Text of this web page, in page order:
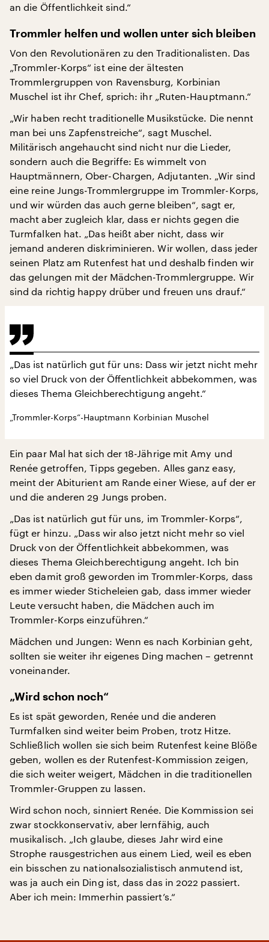
an die Öffentlichkeit sind.“
Trommler helfen und wollen unter sich bleiben
Von den Revolutionären zu den Traditionalisten. Das
„Trommler-Korps“ ist eine der ältesten
Trommlergruppen von Ravensburg, Korbinian
Muschel ist ihr Chef, sprich: ihr „Ruten-Hauptmann.“
„Wir haben recht traditionelle Musikstücke. Die nennt
man bei uns Zapfenstreiche“, sagt Muschel.
Militärisch angehaucht sind nicht nur die Lieder,
sondern auch die Begriffe: Es wimmelt von
Hauptmännern, Ober-Chargen, Adjutanten. „Wir sind
eine reine Jungs-Trommlergruppe im Trommler-Korps,
und wir würden das auch gerne bleiben“, sagt er,
macht aber zugleich klar, dass er nichts gegen die
Turmfalken hat. „Das heißt aber nicht, dass wir
jemand anderen diskriminieren. Wir wollen, dass jeder
seinen Platz am Rutenfest hat und deshalb finden wir
das gelungen mit der Mädchen-Trommlergruppe. Wir
sind da richtig happy drüber und freuen uns drauf.“
„Das ist natürlich gut für uns: Dass wir jetzt nicht mehr
so viel Druck von der Öffentlichkeit abbekommen, was
dieses Thema Gleichberechtigung angeht.“
„Trommler-Korps“-Hauptmann Korbinian Muschel
Ein paar Mal hat sich der 18-Jährige mit Amy und
Renée getroffen, Tipps gegeben. Alles ganz easy,
meint der Abiturient am Rande einer Wiese, auf der er
und die anderen 29 Jungs proben.
„Das ist natürlich gut für uns, im Trommler-Korps“,
fügt er hinzu. „Dass wir also jetzt nicht mehr so viel
Druck von der Öffentlichkeit abbekommen, was
dieses Thema Gleichberechtigung angeht. Ich bin
eben damit groß geworden im Trommler-Korps, dass
es immer wieder Sticheleien gab, dass immer wieder
Leute versucht haben, die Mädchen auch im
Trommler-Korps einzuführen.“
Mädchen und Jungen: Wenn es nach Korbinian geht,
sollten sie weiter ihr eigenes Ding machen – getrennt
voneinander.
„Wird schon noch“
Es ist spät geworden, Renée und die anderen
Turmfalken sind weiter beim Proben, trotz Hitze.
Schließlich wollen sie sich beim Rutenfest keine Blöße
geben, wollen es der Rutenfest-Kommission zeigen,
die sich weiter weigert, Mädchen in die traditionellen
Trommler-Gruppen zu lassen.
Wird schon noch, sinniert Renée. Die Kommission sei
zwar stockkonservativ, aber lernfähig, auch
musikalisch. „Ich glaube, dieses Jahr wird eine
Strophe rausgestrichen aus einem Lied, weil es eben
ein bisschen zu nationalsozialistisch anmutend ist,
was ja auch ein Ding ist, dass das in 2022 passiert.
Aber ich mein: Immerhin passiert’s.“